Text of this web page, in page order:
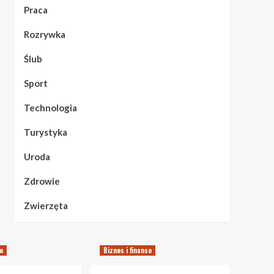
Praca
Rozrywka
Ślub
Sport
Technologia
Turystyka
Uroda
Zdrowie
Zwierzęta
Biznes i finanse